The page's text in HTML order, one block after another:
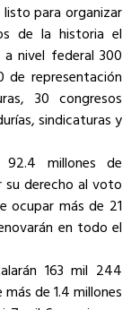
para organizar
de la historia el
nivel federal 300
representación
30 congresos
sindicaturas y
92.4 millones de
su derecho al voto
ocupar más de 21
en todo el
163 mil 244
de 1.4 millones